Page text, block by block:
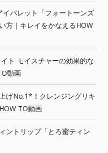
イパレット「フォートーンズ
方｜キレイをかなえるHOW
ト モイスチャーの効果的な
動画
げNo.1*！クレンジングリキ
TO動画
ントリップ「とろ蜜ティン